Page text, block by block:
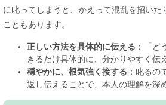
に叱ってしまうと、かえって混乱を招いた
こともあります。
正しい方法を具体的に伝える ：「ど
きるだけ具体的に、分かりやすく伝
穏やかに、根気強く接する ：叱るの
返し伝えることで、本人の理解を深